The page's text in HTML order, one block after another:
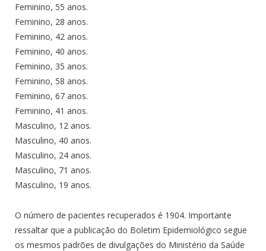
Feminino, 55 anos.
Feminino, 28 anos.
Feminino, 42 anos.
Feminino, 40 anos.
Feminino, 35 anos.
Feminino, 58 anos.
Feminino, 67 anos.
Feminino, 41 anos.
Masculino, 12 anos.
Masculino, 40 anos.
Masculino, 24 anos.
Masculino, 71 anos.
Masculino, 19 anos.
O número de pacientes recuperados é 1904. Importante
ressaltar que a publicação do Boletim Epidemiológico segue
os mesmos padrões de divulgações do Ministério da Saúde